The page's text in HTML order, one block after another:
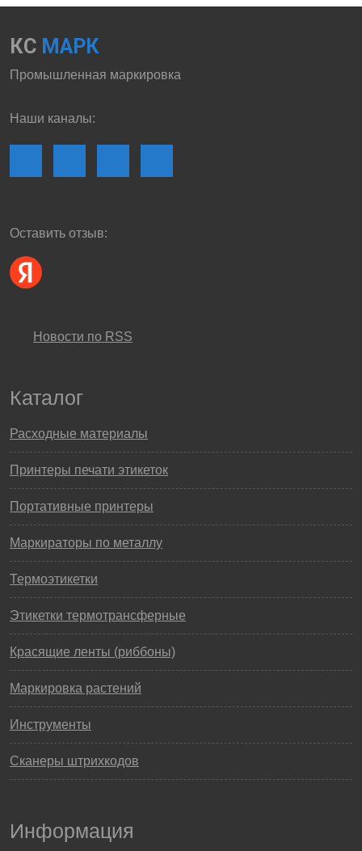
КС МАРК
Промышленная маркировка
Наши каналы:
Оставить отзыв:
Новости по RSS
Каталог
Расходные материалы
Принтеры печати этикеток
Портативные принтеры
Маркираторы по металлу
Термоэтикетки
Этикетки термотрансферные
Красящие ленты (риббоны)
Маркировка растений
Инструменты
Сканеры штрихкодов
Информация